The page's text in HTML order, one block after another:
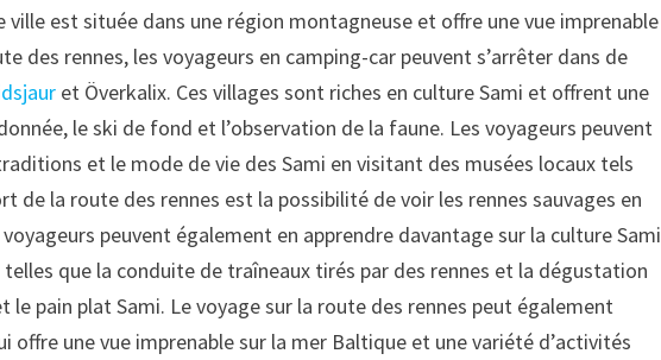
est située dans une région montagneuse et offre une vue imprenable
des rennes, les voyageurs en camping-car peuvent s’arrêter dans de
et Överkalix. Ces villages sont riches en culture Sami et offrent une
le ski de fond et l’observation de la faune. Les voyageurs peuvent
et le mode de vie des Sami en visitant des musées locaux tels
la route des rennes est la possibilité de voir les rennes sauvages en
peuvent également en apprendre davantage sur la culture Sami
que la conduite de traîneaux tirés par des rennes et la dégustation
pain plat Sami. Le voyage sur la route des rennes peut également
offre une vue imprenable sur la mer Baltique et une variété d’activités